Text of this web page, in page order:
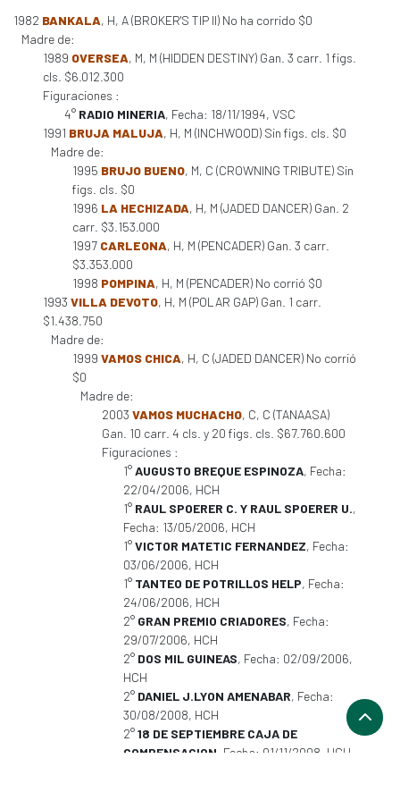
1982 BANKALA, H, A (BROKER'S TIP II) No ha corrido $0
Madre de:
1989 OVERSEA, M, M (HIDDEN DESTINY) Gan. 3 carr. 1 figs.
cls. $6.012.300
Figuraciones :
4° RADIO MINERIA, Fecha: 18/11/1994, VSC
1991 BRUJA MALUJA, H, M (INCHWOOD) Sin figs. cls. $0
Madre de:
1995 BRUJO BUENO, M, C (CROWNING TRIBUTE) Sin
figs. cls. $0
1996 LA HECHIZADA, H, M (JADED DANCER) Gan. 2
carr. $3.153.000
1997 CARLEONA, H, M (PENCADER) Gan. 3 carr.
$3.353.000
1998 POMPINA, H, M (PENCADER) No corrió $0
1993 VILLA DEVOTO, H, M (POLAR GAP) Gan. 1 carr.
$1.438.750
Madre de:
1999 VAMOS CHICA, H, C (JADED DANCER) No corrió
$0
Madre de:
2003 VAMOS MUCHACHO, C, C (TANAASA)
Gan. 10 carr. 4 cls. y 20 figs. cls. $67.760.600
Figuraciones :
1°AUGUSTO BREQUE ESPINOZA, Fecha:
22/04/2006, HCH
1° RAUL SPOERER C. Y RAUL SPOERER U.,
Fecha: 13/05/2006, HCH
1°VICTOR MATETIC FERNANDEZ, Fecha:
03/06/2006, HCH
1° TANTEO DE POTRILLOS HELP, Fecha:
24/06/2006, HCH
2° GRAN PREMIO CRIADORES, Fecha:
29/07/2006, HCH
2° DOS MIL GUINEAS, Fecha: 02/09/2006,
HCH
2° DANIEL J.LYON AMENABAR, Fecha:
30/08/2008, HCH
2°18 DE SEPTIEMBRE CAJA DE
COMPENSACION , Fecha: 01/11/2008, HCH